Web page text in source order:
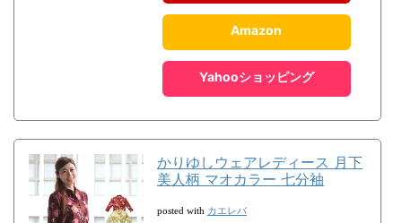
Amazon
Yahooショッピング
かりゆしウェアレディース 月下
美人柄 マオカラー 七分袖
posted with カエレバ